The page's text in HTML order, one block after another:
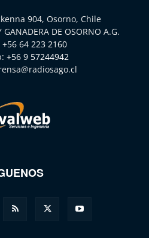
904, Osorno, Chile
GANADERA DE OSORNO A.G.
+56 64 223 2160
+56 9 57244942